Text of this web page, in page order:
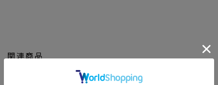
【ディテール】
前開きは着脱しやすいドットボタンを採用し、ミニマルで洗練さ
関連商品